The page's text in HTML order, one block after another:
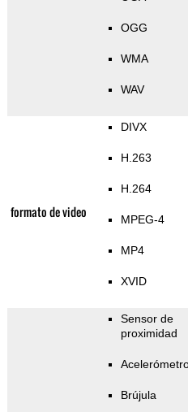
OGG
WMA
WAV
formato de video
DIVX
H.263
H.264
MPEG-4
MP4
XVID
Sensor de
proximidad
Brújula